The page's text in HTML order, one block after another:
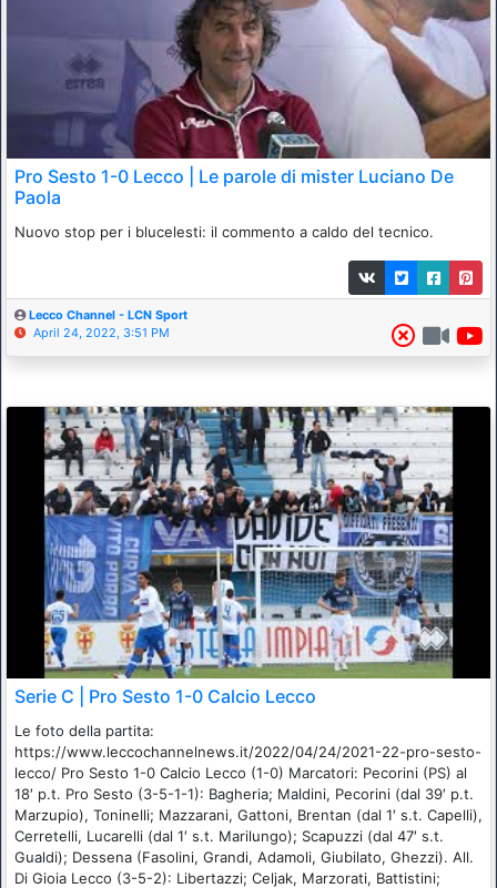
Pro Sesto 1-0 Lecco | Le parole di mister Luciano De
Paola
Nuovo stop per i blucelesti: il commento a caldo del tecnico.
Lecco Channel - LCN Sport
April 24, 2022, 3:51 PM
Serie C | Pro Sesto 1-0 Calcio Lecco
Le foto della partita:
https://www.leccochannelnews.it/2022/04/24/2021-22-pro-sesto-
lecco/ Pro Sesto 1-0 Calcio Lecco (1-0) Marcatori: Pecorini (PS) al
18′ p.t. Pro Sesto (3-5-1-1): Bagheria; Maldini, Pecorini (dal 39′ p.t.
Marzupio), Toninelli; Mazzarani, Gattoni, Brentan (dal 1′ s.t. Capelli),
Cerretelli, Lucarelli (dal 1′ s.t. Marilungo); Scapuzzi (dal 47′ s.t.
Gualdi); Dessena (Fasolini, Grandi, Adamoli, Giubilato, Ghezzi). All.
Di Gioia Lecco (3-5-2): Libertazzi; Celjak, Marzorati, Battistini;